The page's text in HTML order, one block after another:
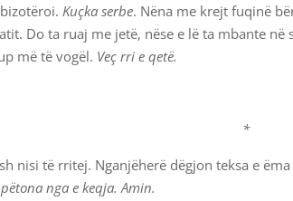
Kuçka serbe. Nëna me krejt fuqinë
Do ta ruaj me jetë, nëse e lë ta mbante
më të vogël. Veç rri e qetë.
*
nisi të rritej. Nganjëherë dëgjon teksa e
nga e keqja. Amin.